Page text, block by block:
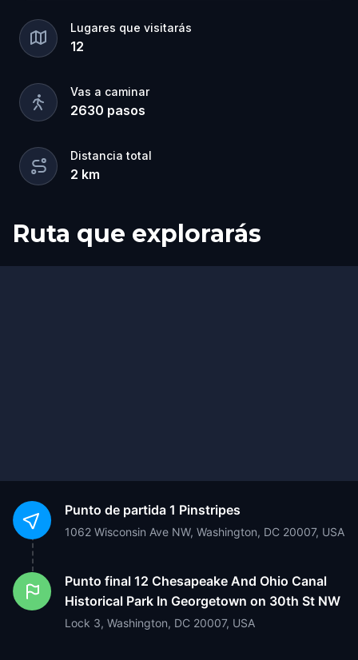
Lugares que visitarás
12
Vas a caminar
2630 pasos
Distancia total
2 km
Ruta que explorarás
Inicio
Final
Punto de partida 1 Pinstripes
1062 Wisconsin Ave NW, Washington, DC 20007, USA
Punto final 12 Chesapeake And Ohio Canal
Historical Park In Georgetown on 30th St NW
Lock 3, Washington, DC 20007, USA